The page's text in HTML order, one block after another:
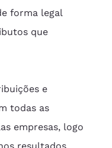
forma legal
que
e
todas as
empresas, logo